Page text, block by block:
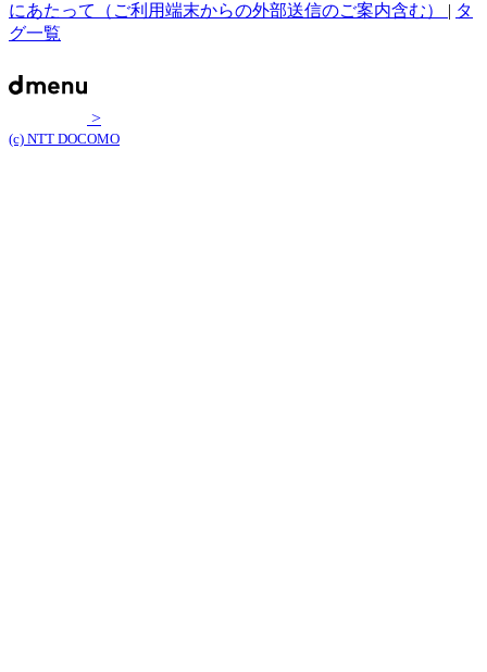
にあたって（ご利用端末からの外部送信のご案内含む） | タ
グ一覧
>
(c) NTT DOCOMO